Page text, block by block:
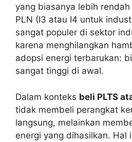
yang biasanya lebih
PLN (I3 atau I4 untuk
sangat populer di sektor
karena menghilangkan
adopsi energi terbarukan:
sangat tinggi di awal.
Dalam konteks beli PLTS
tidak membeli perangkat
langsung, melainkan
energi yang dihasilkan. Hal